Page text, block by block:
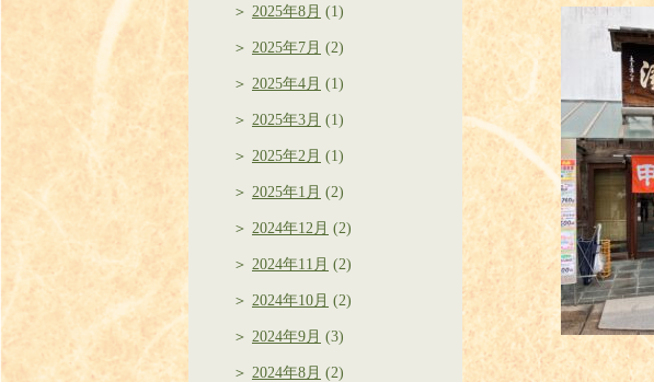
2025年8月 (1)
2025年7月 (2)
2025年4月 (1)
2025年3月 (1)
2025年2月 (1)
2025年1月 (2)
2024年12月 (2)
2024年11月 (2)
2024年10月 (2)
2024年9月 (3)
2024年8月 (2)